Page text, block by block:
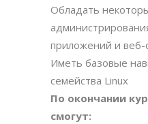
Обладать
приложений и веб-
Иметь базовые
семейства Linux
По окончании
смогут: